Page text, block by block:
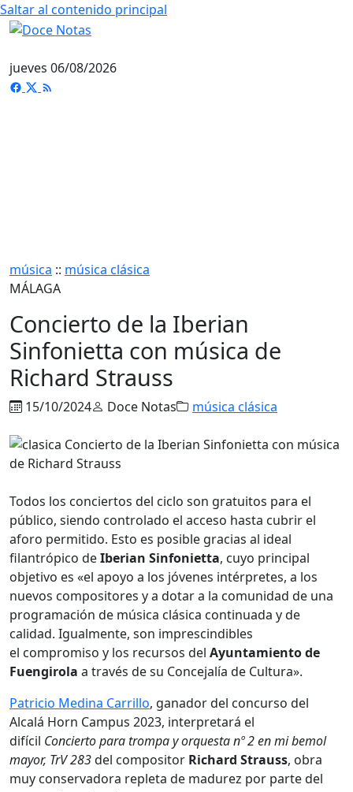
Saltar al contenido principal
jueves 06/08/2026
música :: música clásica
MÁLAGA
Concierto de la Iberian
Sinfonietta con música de
Richard Strauss
15/10/2024 Doce Notas música clásica
Todos los conciertos del ciclo son gratuitos para el
público, siendo controlado el acceso hasta cubrir el
aforo permitido. Esto es posible gracias al ideal
filantrópico deIberian Sinfonietta, cuyo principal
objetivo es «el apoyo a los jóvenes intérpretes, a los
nuevos compositores y a dotar a la comunidad de una
programación de música clásica continuada y de
calidad. Igualmente, son imprescindibles
el compromiso y los recursos del Ayuntamiento de
Fuengirola a través de su Concejalía de Cultura».
Patricio Medina Carrillo, ganador del concurso del
Alcalá Horn Campus 2023, interpretará el
difícil Concierto para trompa y orquesta nº 2 en mi bemol
mayor, TrV 283del compositor Richard Strauss, obra
muy conservadora repleta de madurez por parte del